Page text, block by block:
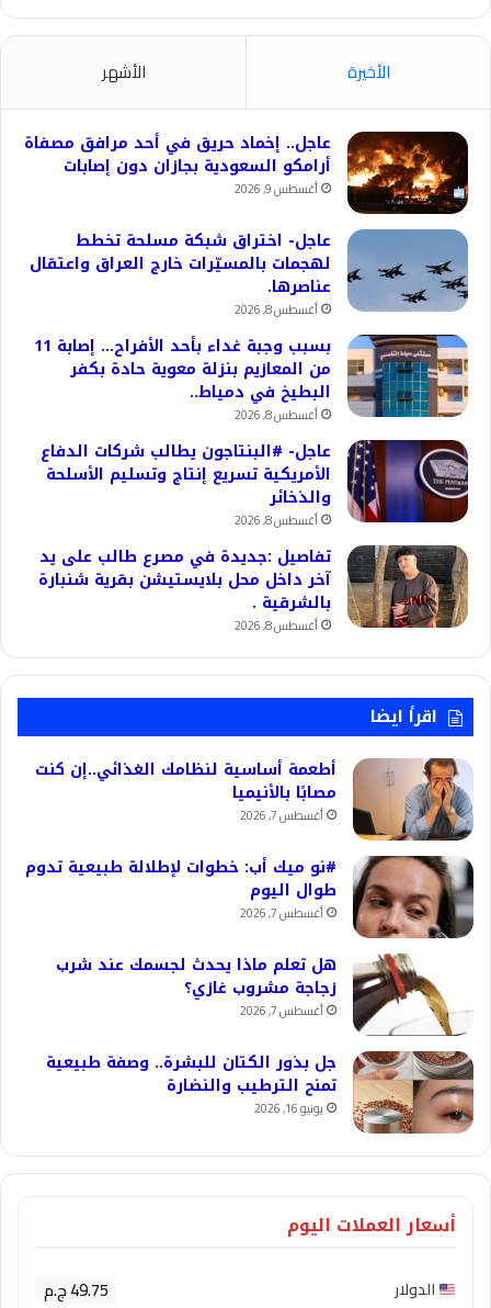
الأخيرة الأشهر
عاجل.. إخماد حريق في أحد مرافق مصفاة
أرامكو السعودية بجازان دون إصابات
أغسطس 9, 2026
عاجل- اختراق شبكة مسلحة تخطط
لهجمات بالمسيّرات خارج العراق واعتقال
عناصرها.
أغسطس 8, 2026
بسبب وجبة غداء بأحد الأفراح… إصابة 11
من المعازيم بنزلة معوية حادة بكفر
البطيخ في دمياط..
أغسطس 8, 2026
عاجل- #البنتاجون يطالب شركات الدفاع
الأمريكية تسريع إنتاج وتسليم الأسلحة
والذخائر
أغسطس 8, 2026
تفاصيل :جديدة في مصرع طالب على يد
آخر داخل محل بلايستيشن بقرية شنبارة
بالشرقية .
أغسطس 8, 2026
اقرأ ايضا
أطعمة أساسية لنظامك الغذائي..إن كنت
مصابًا بالأنيميا
أغسطس 7, 2026
#نو ميك أب: خطوات لإطلالة طبيعية تدوم
طوال اليوم
أغسطس 7, 2026
هل تعلم ماذا يحدث لجسمك عند شرب
زجاجة مشروب غازي؟
أغسطس 7, 2026
جل بذور الكتان للبشرة.. وصفة طبيعية
تمنح الترطيب والنضارة
يونيو 16, 2026
أسعار العملات اليوم
الدولار 49.75 ج.م